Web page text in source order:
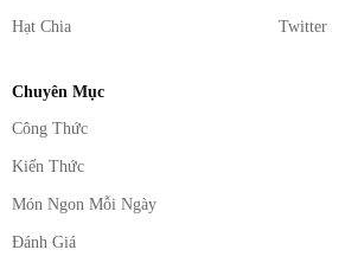
Hạt Chia Twitter
Chuyên Mục
Công Thức
Kiến Thức
Món Ngon Mỗi Ngày
Đánh Giá